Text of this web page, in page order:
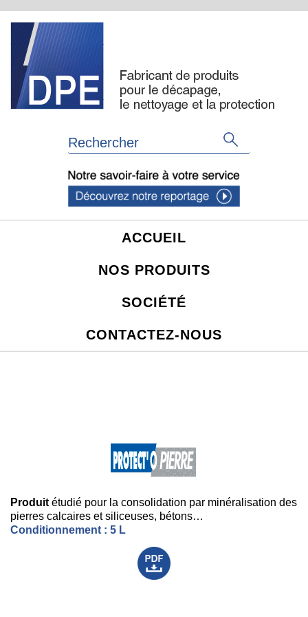
ACCUEIL
NOS PRODUITS
SOCIÉTÉ
CONTACTEZ-NOUS
Produit étudié pour la consolidation par minéralisation des
pierres calcaires et siliceuses, bétons…
Conditionnement : 5 L